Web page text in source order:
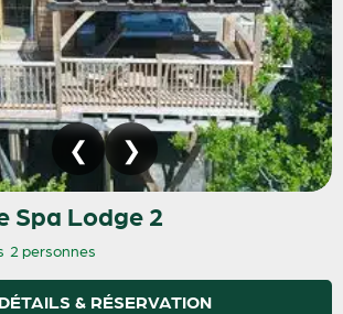
Spa Lodge 2
2 personnes
DÉTAILS & RÉSERVATION